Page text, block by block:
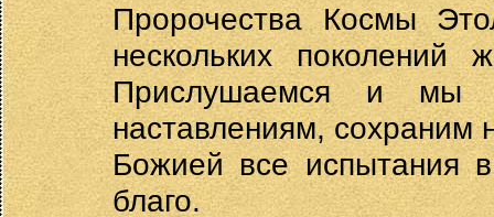
Пророчества Космы
нескольких поколений
Прислушаемся и мы
наставлениям,
Божией все испытания
благо.